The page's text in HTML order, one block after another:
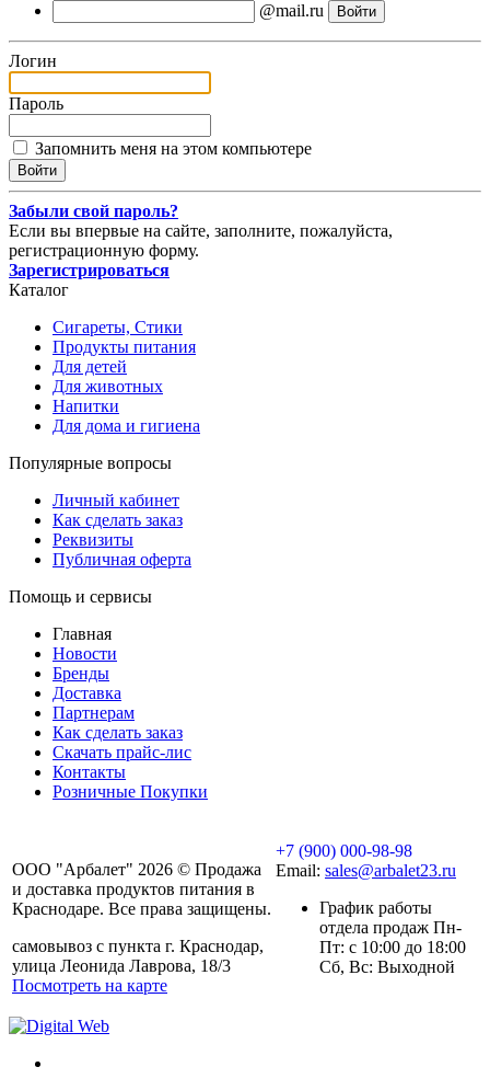
@mail.ru
Логин
Пароль
Запомнить меня на этом компьютере
Забыли свой пароль?
Если вы впервые на сайте, заполните, пожалуйста,
регистрационную форму.
Зарегистрироваться
Каталог
Сигареты, Стики
Продукты питания
Для детей
Для животных
Напитки
Для дома и гигиена
Популярные вопросы
Личный кабинет
Как сделать заказ
Реквизиты
Публичная оферта
Помощь и сервисы
Главная
Новости
Бренды
Доставка
Партнерам
Как сделать заказ
Скачать прайс-лис
Контакты
Розничные Покупки
ООО "Арбалет" 2026 © Продажа
и доставка продуктов питания в
Краснодаре. Все права защищены.
самовывоз с пункта г. Краснодар,
улица Леонида Лаврова, 18/3
Посмотреть на карте
+7 (900) 000-98-98
Email: sales@arbalet23.ru
График работы
отдела продаж Пн-
Пт: с 10:00 до 18:00
Сб, Вс: Выходной